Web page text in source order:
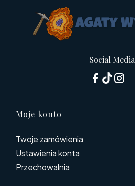
Social Media
Linki w stopce
Moje konto
Twoje zamówienia
Ustawienia konta
Przechowalnia